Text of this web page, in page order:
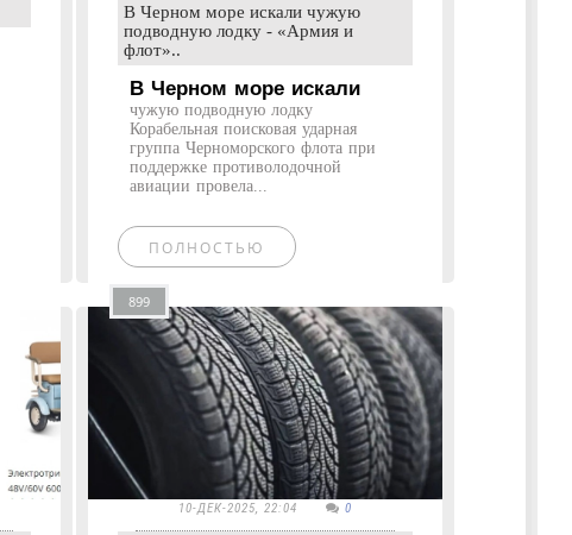
В Черном море искали чужую
подводную лодку - «Армия и
флот»..
В Черном море искали
чужую подводную лодку
Корабельная поисковая ударная
группа Черноморского флота при
поддержке противолодочной
авиации провела...
ПОЛНОСТЬЮ
899
10-ДЕК-2025, 22:04 0